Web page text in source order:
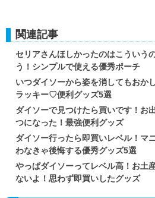
関連記事
セリアさんほしかったのはこういう
う！シンプルで使える優秀ポーチ
いつダイソーから姿を消してもおか
ラッキー♡便利グッズ5選
ダイソーで見つけたら買いです！お
つになった！最強便利グッズ
ダイソー行ったら即買いレベル！マ
わなきゃ後悔する優秀グッズ5選
やっぱダイソーってレベル高！お土
ないよ！思わず即買いしたグッズ